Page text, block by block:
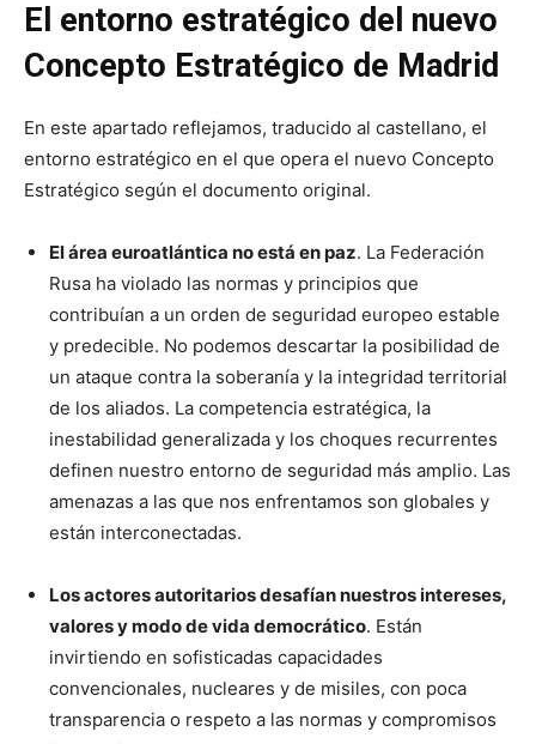
El entorno estratégico del nuevo
Concepto Estratégico de Madrid
En este apartado reflejamos, traducido al castellano, el
entorno estratégico en el que opera el nuevo Concepto
Estratégico según el documento original.
El área euroatlántica no está en paz. La Federación
Rusa ha violado las normas y principios que
contribuían a un orden de seguridad europeo estable
y predecible. No podemos descartar la posibilidad de
un ataque contra la soberanía y la integridad territorial
de los aliados. La competencia estratégica, la
inestabilidad generalizada y los choques recurrentes
definen nuestro entorno de seguridad más amplio. Las
amenazas a las que nos enfrentamos son globales y
están interconectadas.
Los actores autoritarios desafían nuestros intereses,
valores y modo de vida democrático. Están
invirtiendo en sofisticadas capacidades
convencionales, nucleares y de misiles, con poca
transparencia o respeto a las normas y compromisos